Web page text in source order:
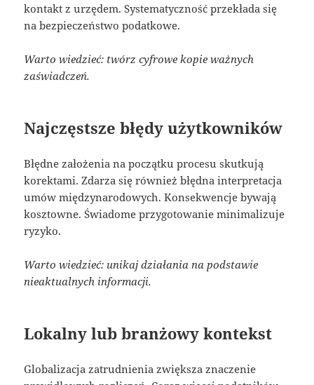
kontakt z urzędem. Systematyczność przekłada się
na bezpieczeństwo podatkowe.
Warto wiedzieć: twórz cyfrowe kopie ważnych
zaświadczeń.
Najczęstsze błędy użytkowników
Błędne założenia na początku procesu skutkują
korektami. Zdarza się również błędna interpretacja
umów międzynarodowych. Konsekwencje bywają
kosztowne. Świadome przygotowanie minimalizuje
ryzyko.
Warto wiedzieć: unikaj działania na podstawie
nieaktualnych informacji.
Lokalny lub branżowy kontekst
Globalizacja zatrudnienia zwiększa znaczenie